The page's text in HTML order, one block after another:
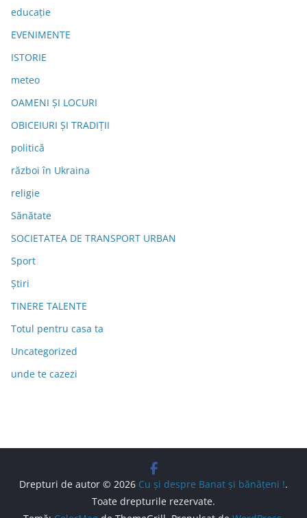
educație
EVENIMENTE
ISTORIE
meteo
OAMENI ȘI LOCURI
OBICEIURI ȘI TRADIȚII
politică
război în Ukraina
religie
Sănătate
SOCIETATEA DE TRANSPORT URBAN
Sport
Știri
TINERE TALENTE
Totul pentru casa ta
Uncategorized
unde te cazezi
Drepturi de autor © 2026 Cu şi despre Banat şi bănăţeni !.
Toate drepturile rezervate.